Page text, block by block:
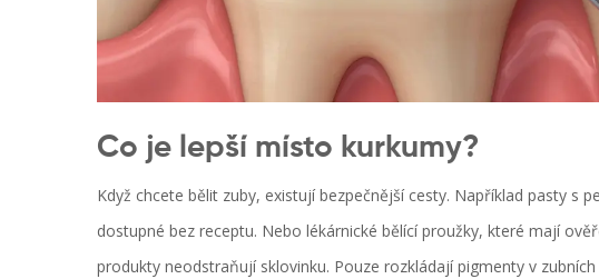
Co je lepší místo kurkumy?
Když chcete bělit zuby, existují bezpečnější cesty. Například pasty s
dostupné bez receptu. Nebo lékárnické bělící proužky, které mají
produkty neodstraňují sklovinku. Pouze rozkládají pigmenty v zubních